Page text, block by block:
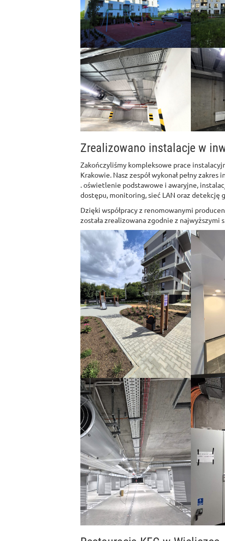
Zrealizowano instalacje w
Zakończyliśmy kompleksowe prace
Krakowie. Nasz zespół wykonał pełny
. oświetlenie podstawowe i awaryjne,
dostępu, monitoring, sieć LAN oraz detekcję
Dzięki współpracy z renomowanymi
została zrealizowana zgodnie z